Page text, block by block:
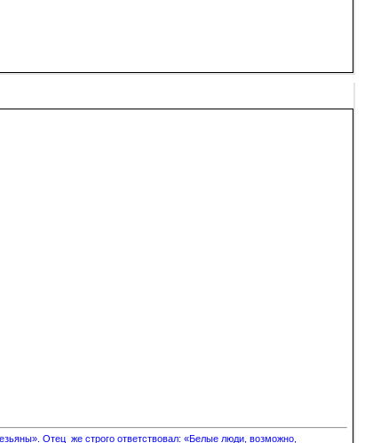
Отец же строго ответствовал: «Белые люди, возможно,